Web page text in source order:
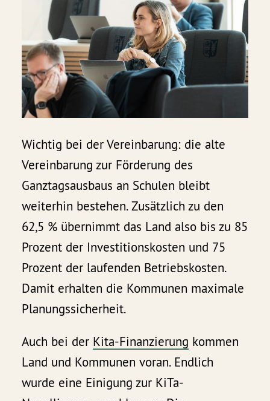
Wichtig bei der Vereinbarung: die alte
Vereinbarung zur Förderung des
Ganztagsausbaus an Schulen bleibt
weiterhin bestehen. Zusätzlich zu den
62,5 % übernimmt das Land also bis zu 85
Prozent der Investitionskosten und 75
Prozent der laufenden Betriebskosten.
Damit erhalten die Kommunen maximale
Planungssicherheit.
Auch bei der Kita-Finanzierung kommen
Land und Kommunen voran. Endlich
wurde eine Einigung zur KiTa-